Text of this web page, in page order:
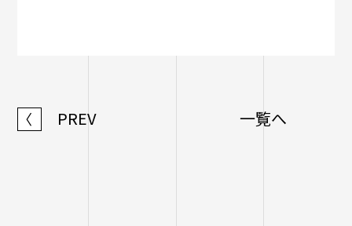
〈 PREV 一覧へ